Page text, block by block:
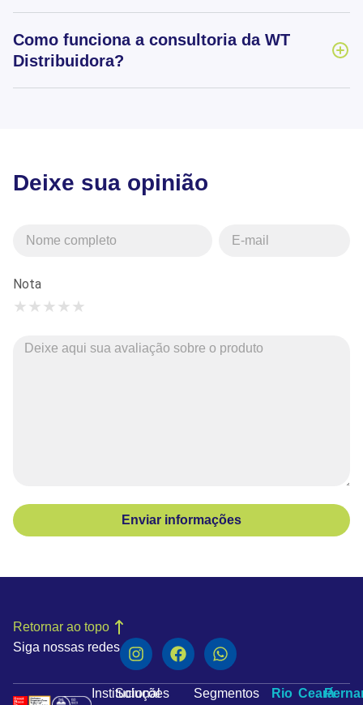
Como funciona a consultoria da WT
Distribuidora?
Deixe sua opinião
Nota
★
★
★
★
★
Enviar informações
Siga nossas redes
Retornar ao topo
Institucional
Soluções Segmentos
Rio Ceará